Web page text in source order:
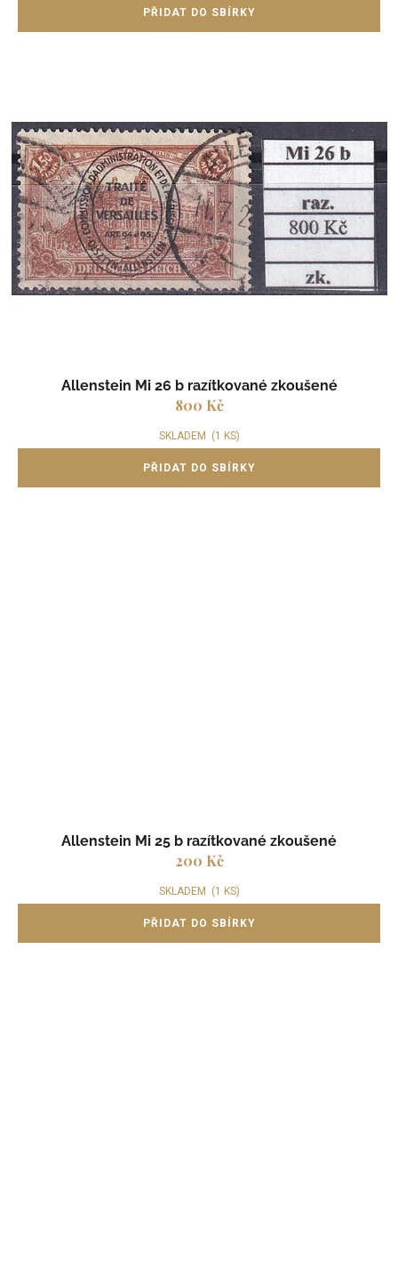
Allenstein Mi 26 b razítkované zkoušené
800 Kč
SKLADEM (1 KS)
Allenstein Mi 25 b razítkované zkoušené
200 Kč
SKLADEM (1 KS)